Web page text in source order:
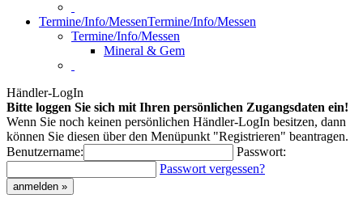
Termine/Info/MessenTermine/Info/Messen
Termine/Info/Messen
Mineral & Gem
Händler-LogIn
Bitte loggen Sie sich mit Ihren persönlichen Zugangsdaten ein!
Wenn Sie noch keinen persönlichen Händler-LogIn besitzen, dann
können Sie diesen über den Menüpunkt "Registrieren" beantragen.
Benutzername:
Passwort:
Passwort vergessen?
anmelden »